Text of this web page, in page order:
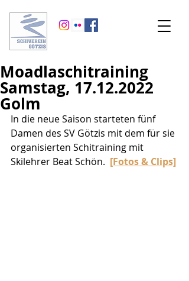
Moadlaschitraining
Samstag, 17.12.2022
Golm
In die neue Saison starteten fünf
Damen des SV Götzis mit dem für sie
organisierten Schitraining mit
Skilehrer Beat Schön. [Fotos & Clips]